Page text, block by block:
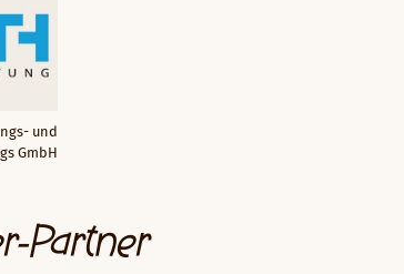
und
GmbH
Partner